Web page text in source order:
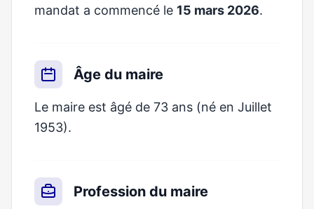
mandat a commencé le 15 mars 2026.
Âge du maire
Le maire est âgé de 73 ans (né en Juillet
1953).
Profession du maire